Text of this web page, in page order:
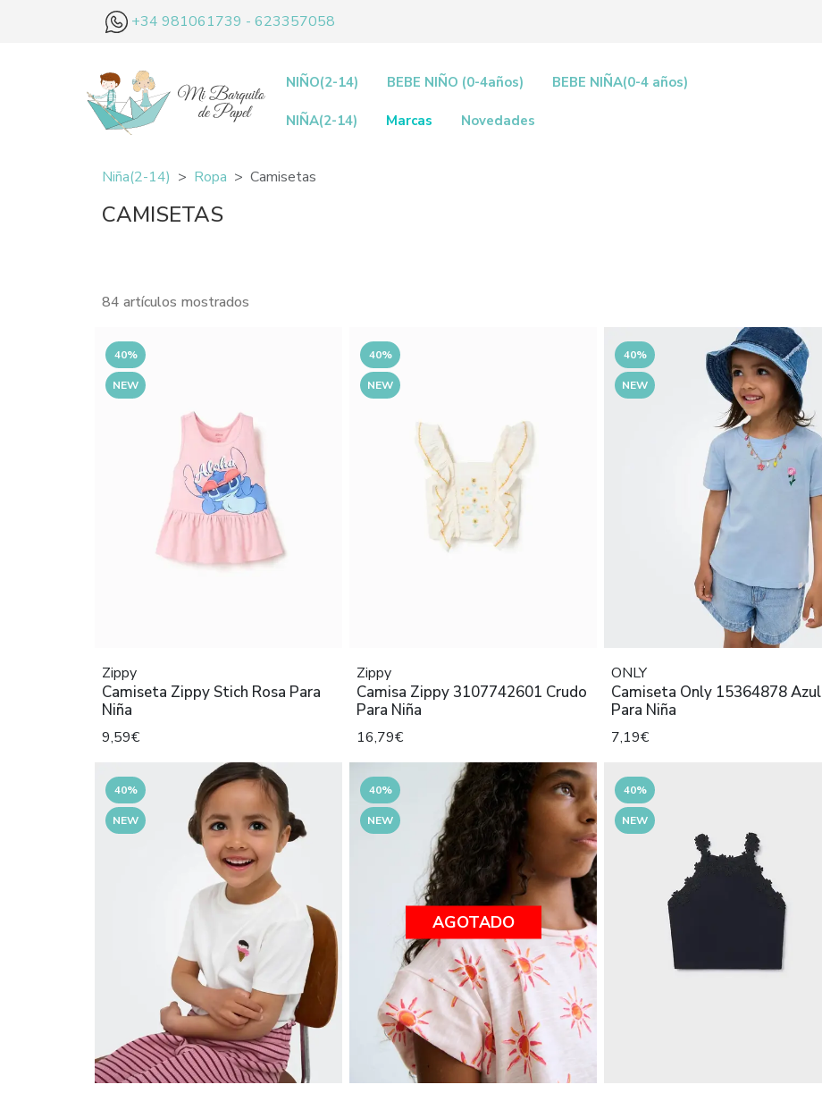
+34 981061739 - 623357058
NIÑO(2-14) BEBE NIÑO (0-4años) BEBE NIÑA(0-4 años)
NIÑA(2-14) Marcas Novedades
Niña(2-14) Ropa Camisetas
CAMISETAS
84 artículos mostrados
40%
NEW
Zippy
Camiseta Zippy Stich Rosa Para
Niña
9,59€
40%
NEW
Zippy
Camisa Zippy 3107742601 Crudo
Para Niña
16,79€
40%
NEW
ONLY
Camiseta Only 15364878 Azul
Para Niña
7,19€
40%
NEW
40%
NEW
AGOTADO
40%
NEW